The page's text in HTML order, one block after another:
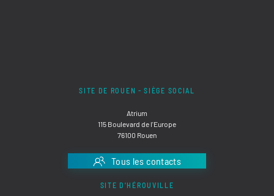
SITE DE ROUEN - SIÈGE SOCIAL
Atrium
115 Boulevard de l'Europe
76100 Rouen
Tous les contacts
SITE D'HÉROUVILLE